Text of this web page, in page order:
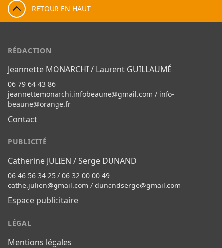
RETOUR EN HAUT
RÉDACTION
Jeannette MONARCHI / Laurent GUILLAUMÉ
06 79 64 43 86
jeannettemonarchi.infobeaune@gmail.com / info-
beaune@orange.fr
Contact
PUBLICITÉ
Catherine JULIEN / Serge DUNAND
06 46 56 34 25 / 06 32 00 00 49
cathe.julien@gmail.com / dunandserge@gmail.com
Espace publicitaire
LÉGAL
Mentions légales